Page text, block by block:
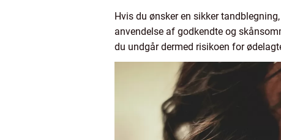
Hvis du ønsker en sikker
anvendelse af godkendte og
du undgår dermed risikoen for